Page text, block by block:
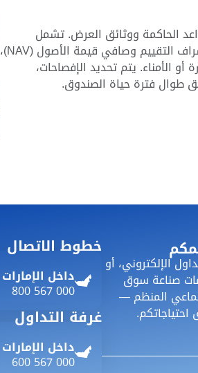
الحاكمة ووثائق العرض. تشمل
الأنشطة تحديد السياسات والتفويضات، التنسيق مع مقدمي الخدمات، إشراف التقييم وصافي قيمة الأصول (NAV)،
أو الأمناء. يتم تحديد الإفصاحات،
طوال فترة حياة الصندوق.
الإلكتروني، أو
صناعة سوق
المنظم —
خطوط الاتصال
داخل الإمارات
800 567 000
غرفة التداول
داخل الإمارات
600 567 000